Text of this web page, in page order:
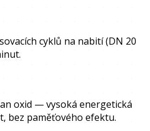
cyklů na nabití (DN 20
oxid — vysoká energetická
bez paměťového efektu.